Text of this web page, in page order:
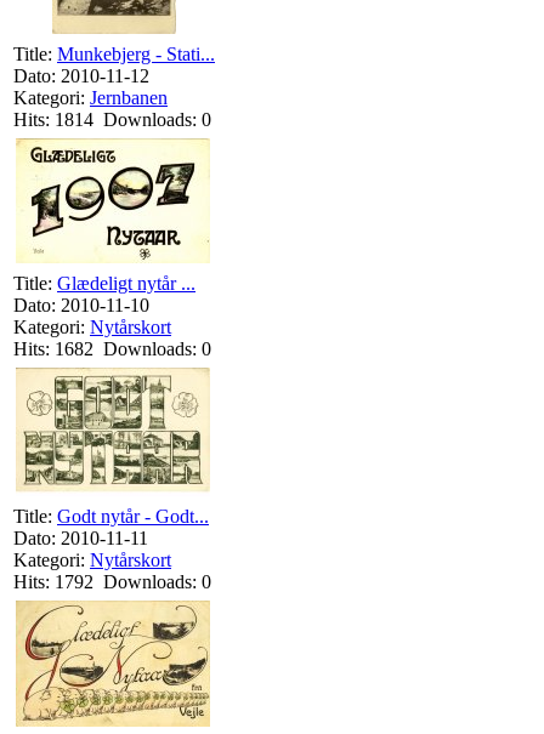
Title: Munkebjerg - Stati...
Dato: 2010-11-12
Kategori: Jernbanen
Hits: 1814 Downloads: 0
Title: Glædeligt nytår ...
Dato: 2010-11-10
Kategori: Nytårskort
Hits: 1682 Downloads: 0
Title: Godt nytår - Godt...
Dato: 2010-11-11
Kategori: Nytårskort
Hits: 1792 Downloads: 0